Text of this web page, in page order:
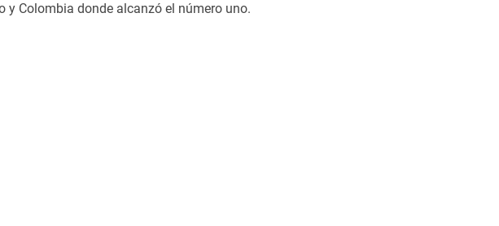
y Colombia donde alcanzó el número uno.